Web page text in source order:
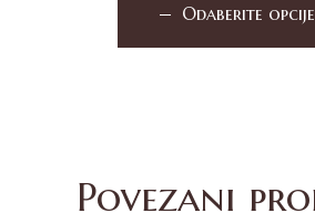
Odaberite opcije
Povezani